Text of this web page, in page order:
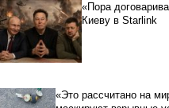
«Пора
Киеву в Starlink
«Это рассчитано на